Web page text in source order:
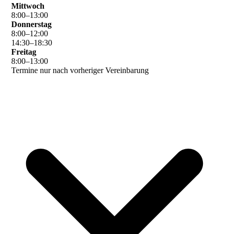
Mittwoch
8:00–13:00
Donnerstag
8:00–12:00
14:30–18:30
Freitag
8:00–13:00
Termine nur nach vorheriger Vereinbarung